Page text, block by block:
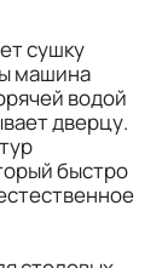
сушку
машина
водой
дверцу.
быстро